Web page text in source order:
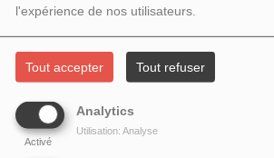
l'expérience de nos utilisateurs.
Tout accepter Tout refuser
Analytics
Activé
Utilisation: Analyse